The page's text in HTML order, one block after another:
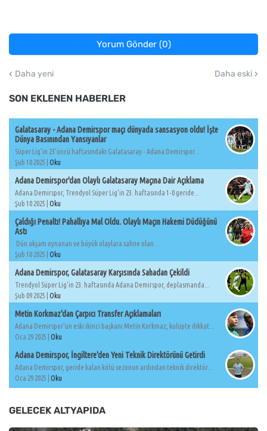
Yorum Gönder (0)
Daha yeni Daha eski
SON EKLENEN HABERLER
Galatasaray - Adana Demirspor maçı dünyada sansasyon oldu! İşte
Dünya Basınından Yansıyanlar
Süper Lig'in 23'üncü haftasındaki Galatasaray - Adana Demirspor...
Şub 10 2025 | Oku
Adana Demirspor'dan Olaylı Galatasaray Maçına Dair Açıklama
Adana Demirspor, Trendyol Süper Lig'in 23. haftasında 1-0 geride...
Şub 10 2025 | Oku
Çaldığı Penaltı! Pahallıya Mal Oldu. Olaylı Maçın Hakemi Düdüğünü
Astı
Dün akşam oynanan ve büyük olaylara sahne olan...
Şub 10 2025 | Oku
Adana Demirspor, Galatasaray Karşısında Sahadan Çekildi
Trendyol Süper Lig'in 23. haftasında Adana Demirspor, deplasmanda...
Şub 09 2025 | Oku
Metin Korkmaz'dan Çarpıcı Transfer Açıklamaları
Adana Demirspor'un eski ikinci başkanı Metin Korkmaz, kulüpte dikkat...
Oca 29 2025 | Oku
Adana Demirspor, İngiltere'den Yeni Teknik Direktörünü Getirdi
Adana Demirspor, geride kalan kötü sezonun ardından teknik direktör...
Oca 29 2025 | Oku
GELECEK ALTYAPIDA